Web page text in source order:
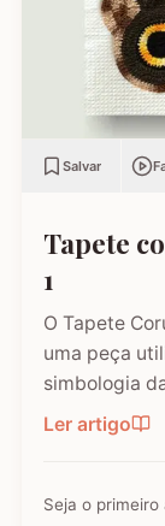
Salvar
Tapete
1
O Tapete
uma peça
simbologia
feito à mão.
pescoço em
ainda mais
cores e
Ler artigo
Seja o primeiro